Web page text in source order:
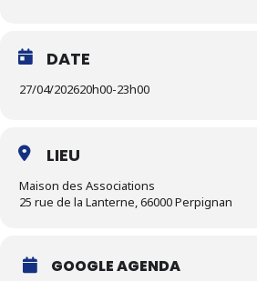
DATE
27/04/202620h00-23h00
LIEU
Maison des Associations
25 rue de la Lanterne, 66000 Perpignan
GOOGLE AGENDA